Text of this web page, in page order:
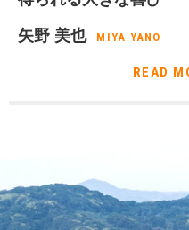
矢野 美也 MIYA YANO
READ